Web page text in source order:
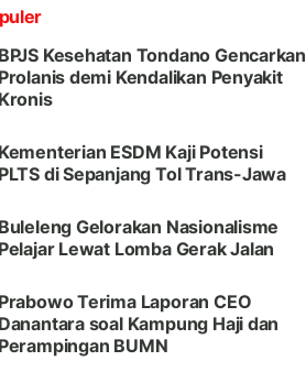
BPJS Kesehatan Tondano Gencarkan
Prolanis demi Kendalikan Penyakit
Kronis
Kementerian ESDM Kaji Potensi
PLTS di Sepanjang Tol Trans-Jawa
Buleleng Gelorakan Nasionalisme
Pelajar Lewat Lomba Gerak Jalan
Prabowo Terima Laporan CEO
Danantara soal Kampung Haji dan
Perampingan BUMN